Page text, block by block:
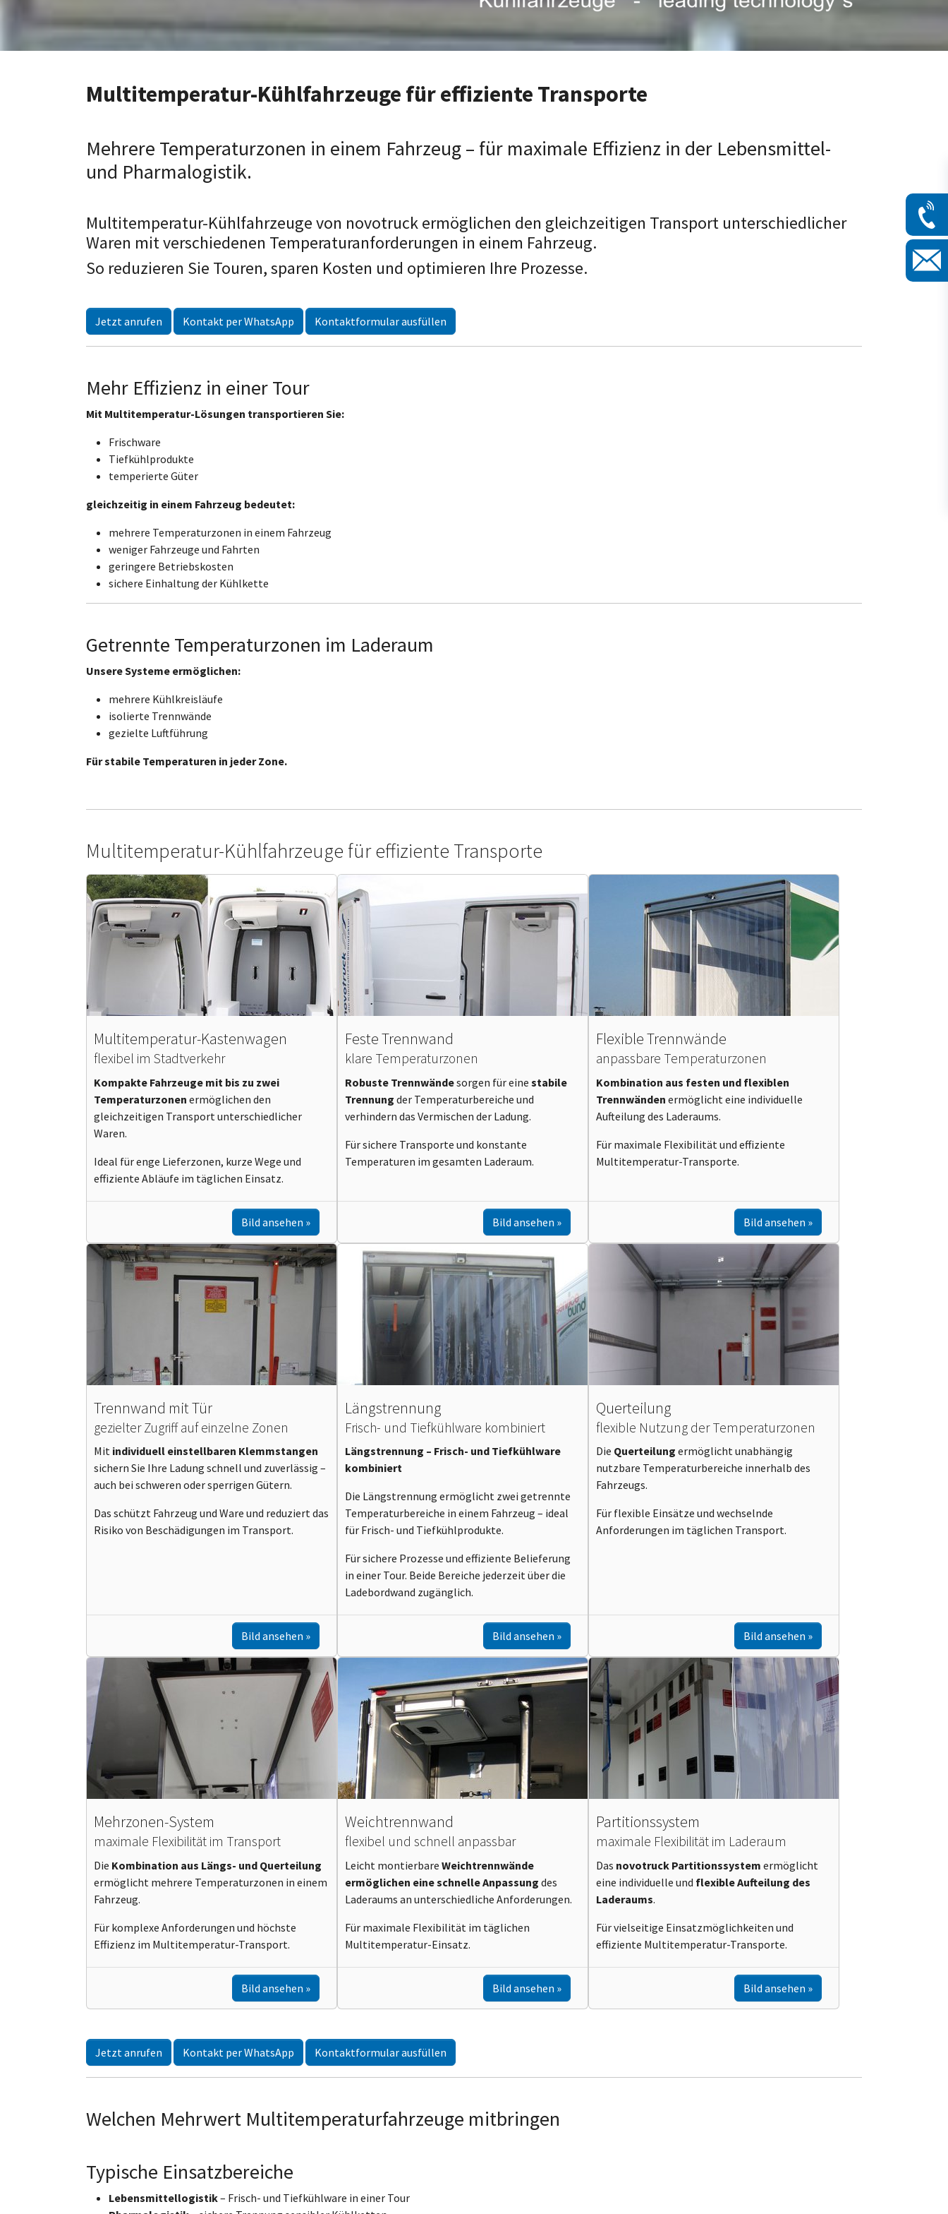
Multitemperatur-Kühlfahrzeuge für effiziente Transporte
Mehrere Temperaturzonen in einem Fahrzeug – für maximale Effizienz in der Lebensmittel-
und Pharmalogistik.
Multitemperatur-Kühlfahrzeuge von novotruck ermöglichen den gleichzeitigen Transport unterschiedlicher
Waren mit verschiedenen Temperaturanforderungen in einem Fahrzeug.
So reduzieren Sie Touren, sparen Kosten und optimieren Ihre Prozesse.
Jetzt anrufen Kontakt per WhatsApp Kontaktformular ausfüllen
Mehr Effizienz in einer Tour
Mit Multitemperatur-Lösungen transportieren Sie:
Frischware
Tiefkühlprodukte
temperierte Güter
gleichzeitig in einem Fahrzeug bedeutet:
mehrere Temperaturzonen in einem Fahrzeug
weniger Fahrzeuge und Fahrten
geringere Betriebskosten
sichere Einhaltung der Kühlkette
Getrennte Temperaturzonen im Laderaum
Unsere Systeme ermöglichen:
mehrere Kühlkreisläufe
isolierte Trennwände
gezielte Luftführung
Für stabile Temperaturen in jeder Zone.
Multitemperatur-Kühlfahrzeuge für effiziente Transporte
Multitemperatur-Kastenwagen
flexibel im Stadtverkehr
Kompakte Fahrzeuge mit bis zu zwei
Temperaturzonen ermöglichen den
gleichzeitigen Transport unterschiedlicher
Waren.
Ideal für enge Lieferzonen, kurze Wege und
effiziente Abläufe im täglichen Einsatz.
Bild ansehen
Feste Trennwand
klare Temperaturzonen
Robuste Trennwändesorgen für eine stabile
Trennung der Temperaturbereiche und
verhindern das Vermischen der Ladung.
Für sichere Transporte und konstante
Temperaturen im gesamten Laderaum.
Bild ansehen
Flexible Trennwände
anpassbare Temperaturzonen
Kombination aus festen und flexiblen
Trennwänden ermöglicht eine individuelle
Aufteilung des Laderaums.
Für maximale Flexibilität und effiziente
Multitemperatur-Transporte.
Bild ansehen
Trennwand mit Tür
gezielter Zugriff auf einzelne Zonen
Mit individuell einstellbaren Klemmstangen
sichern Sie Ihre Ladung schnell und zuverlässig –
auch bei schweren oder sperrigen Gütern.
Das schützt Fahrzeug und Ware und reduziert das
Risiko von Beschädigungen im Transport.
Bild ansehen
Längstrennung
Frisch- und Tiefkühlware kombiniert
Längstrennung – Frisch- und Tiefkühlware
kombiniert
Die Längstrennung ermöglicht zwei getrennte
Temperaturbereiche in einem Fahrzeug – ideal
für Frisch- und Tiefkühlprodukte.
Für sichere Prozesse und effiziente Belieferung
in einer Tour. Beide Bereiche jederzeit über die
Ladebordwand zugänglich.
Bild ansehen
Querteilung
flexible Nutzung der Temperaturzonen
Die Querteilung ermöglicht unabhängig
nutzbare Temperaturbereiche innerhalb des
Fahrzeugs.
Für flexible Einsätze und wechselnde
Anforderungen im täglichen Transport.
Bild ansehen
Mehrzonen-System
maximale Flexibilität im Transport
Die Kombination aus Längs- und Querteilung
ermöglicht mehrere Temperaturzonen in einem
Fahrzeug.
Für komplexe Anforderungen und höchste
Effizienz im Multitemperatur-Transport.
Bild ansehen
Weichtrennwand
flexibel und schnell anpassbar
Leicht montierbare Weichtrennwände
ermöglichen eine schnelle Anpassung des
Laderaums an unterschiedliche Anforderungen.
Für maximale Flexibilität im täglichen
Multitemperatur-Einsatz.
Bild ansehen
Partitionssystem
maximale Flexibilität im Laderaum
Das novotruck Partitionssystem ermöglicht
eine individuelle und flexible Aufteilung des
Laderaums.
Für vielseitige Einsatzmöglichkeiten und
effiziente Multitemperatur-Transporte.
Bild ansehen
Jetzt anrufen Kontakt per WhatsApp Kontaktformular ausfüllen
Welchen Mehrwert Multitemperaturfahrzeuge mitbringen
Typische Einsatzbereiche
Lebensmittellogistik– Frisch- und Tiefkühlware in einer Tour